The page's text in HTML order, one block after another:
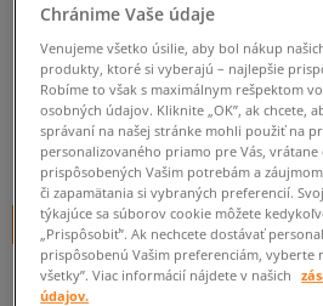
MUSCLE
dámske, topy
0.0 0
14,95€cena s DPH
+ 15 BODOV V SIZEERCLUBE
Chránime Vaše údaje
Venujeme všetko úsilie, aby bol nákup
produkty, ktoré si vyberajú – najlepšie
Robíme to však s maximálnym rešpektom
osobných údajov. Kliknite „OK”, ak chcete,
správaní na našej stránke mohli použiť na
personalizovaného priamo pre Vás,
prispôsobených Vašim potrebám a
či zapamätania si vybraných preferencií.
týkajúce sa súborov cookie môžete
„Prispôsobiť”. Ak nechcete dostávať
prispôsobenú Vašim preferenciám, vyberte
všetky”. Viac informácií nájdete v našich
údajov.